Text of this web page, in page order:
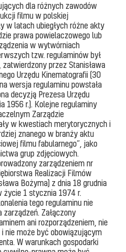
dla różnych zawodów
filmu w polskiej
w latach ubiegłych różne akty
prawa powielaczowego lub
w wytwórniach
tzw. regulaminów był
przez Stanisława
Urzędu Kinematografii (30
wersja regulaminu powstała
decyzją Prezesa Urzędu
1956 r.). Kolejne regulaminy
Zarządzie
w kwestiach merytorycznych i
znanego w branży aktu
filmu fabularnego”, jako
grup zdjęciowych.
zarządzeniem nr
Realizacji Filmów
Bożyma) z dnia 18 grudnia
życie 1 stycznia 1974 r.
tego regulaminu nie
Załączony
ani rozporządzeniem, nie
nie może być obowiązującym
W warunkach gospodarki